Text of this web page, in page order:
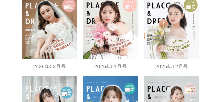
2026年02月号 2026年01月号 2025年12月号